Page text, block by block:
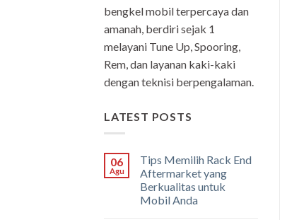
bengkel mobil terpercaya dan
amanah, berdiri sejak 1
melayani Tune Up, Spooring,
Rem, dan layanan kaki-kaki
dengan teknisi berpengalaman.
LATEST POSTS
06
Agu
Tips Memilih Rack End
Aftermarket yang
Berkualitas untuk
Mobil Anda